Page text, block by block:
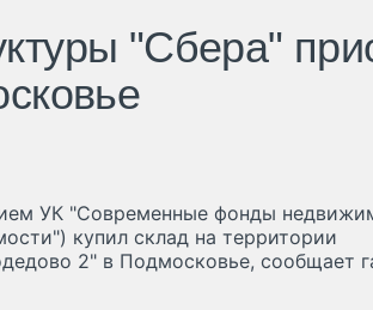
"Сбера"
УК "Современные фонды
купил склад на территории
2" в Подмосковье, сообщает